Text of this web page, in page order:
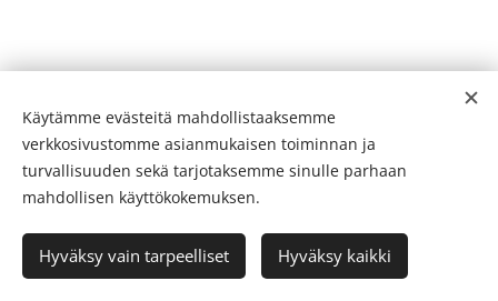
Ikääntymisen Ihmeet 2026
LuotuWebnodella Evästeet
Käytämme evästeitä mahdollistaaksemme
verkkosivustomme asianmukaisen toiminnan ja
turvallisuuden sekä tarjotaksemme sinulle parhaan
mahdollisen käyttökokemuksen.
Hyväksy vain tarpeelliset Hyväksy kaikki